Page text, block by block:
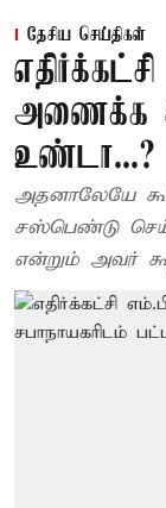
தேசிய செய்திகள்
அணைக்க
உண்டா...?
அதனாலேயே
சஸ்பெண்டு
என்றும் அவர்